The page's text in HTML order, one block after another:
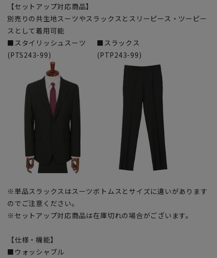
【セットアップ対応商品】
別売りの共生地スーツやスラックスとスリーピース・ツーピー
スとして着用可能
■スタイリッシュスーツ
(PTS243-99)
■スラックス
(PTP243-99)
※単品スラックスはスーツボトムスとサイズに違いがあります
のでご注意ください。
※セットアップ対応商品は在庫切れの場合がございます。
【仕様・機能】
■ウォッシャブル